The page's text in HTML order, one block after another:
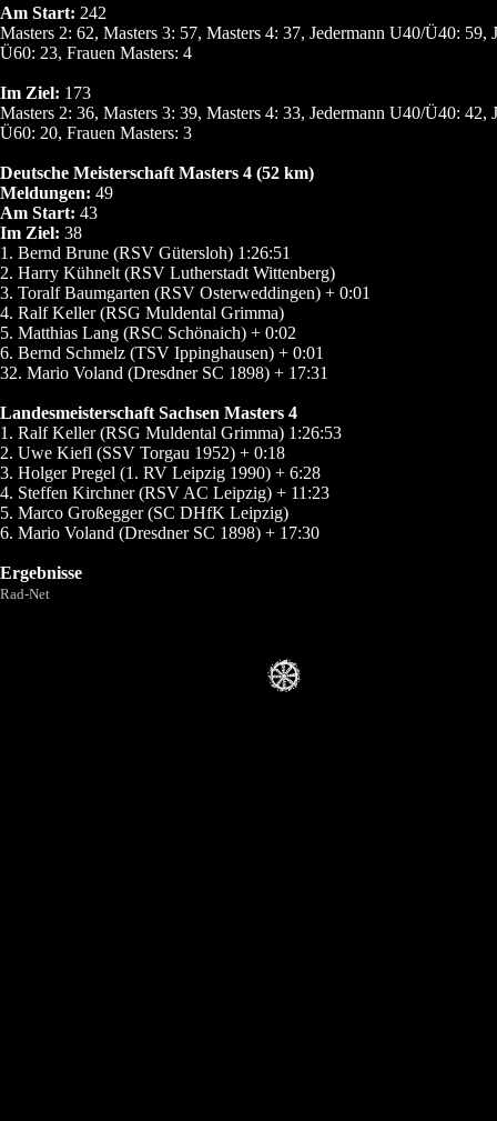
Am Start: 242
Masters 2: 62, Masters 3: 57, Masters 4: 37, Jedermann U40/Ü40: 59,
Ü60: 23, Frauen Masters: 4
Im Ziel: 173
Masters 2: 36, Masters 3: 39, Masters 4: 33, Jedermann U40/Ü40: 42,
Ü60: 20, Frauen Masters: 3
Deutsche Meisterschaft Masters 4 (52 km)
Meldungen: 49
Am Start: 43
Im Ziel: 38
1. Bernd Brune (RSV Gütersloh) 1:26:51
2. Harry Kühnelt (RSV Lutherstadt Wittenberg)
3. Toralf Baumgarten (RSV Osterweddingen) + 0:01
4. Ralf Keller (RSG Muldental Grimma)
5. Matthias Lang (RSC Schönaich) + 0:02
6. Bernd Schmelz (TSV Ippinghausen) + 0:01
32. Mario Voland (Dresdner SC 1898) + 17:31
Landesmeisterschaft Sachsen Masters 4
1. Ralf Keller (RSG Muldental Grimma) 1:26:53
2. Uwe Kiefl (SSV Torgau 1952) + 0:18
3. Holger Pregel (1. RV Leipzig 1990) + 6:28
4. Steffen Kirchner (RSV AC Leipzig) + 11:23
5. Marco Großegger (SC DHfK Leipzig)
6. Mario Voland (Dresdner SC 1898) + 17:30
Ergebnisse
Rad-Net